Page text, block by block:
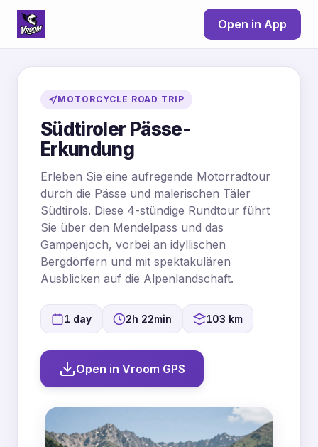
Open in App
MOTORCYCLE ROAD TRIP
Südtiroler Pässe-
Erkundung
Erleben Sie eine aufregende Motorradtour
durch die Pässe und malerischen Täler
Südtirols. Diese 4-stündige Rundtour führt
Sie über den Mendelpass und das
Gampenjoch, vorbei an idyllischen
Bergdörfern und mit spektakulären
Ausblicken auf die Alpenlandschaft.
1 day 2h 22min 103 km
Open in Vroom GPS